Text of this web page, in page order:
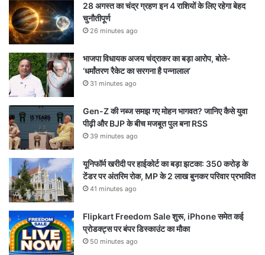
28 अगस्त का चंद्र ग्रहण इन 4 राशियों के लिए रहेगा बेहद
चुनौतीपूर्ण
26 minutes ago
भाजपा विधायक अजय चंद्राकर का बड़ा आरोप, बोले-
‘धर्मांतरण रैकेट का सरगना है पन्नालाल’
31 minutes ago
Gen-Z की नब्ज समझ गए मोहन भागवत? जानिए कैसे युवा
पीढ़ी और BJP के बीच मजबूत पुल बना RSS
39 minutes ago
यूनिफॉर्म खरीदी पर हाईकोर्ट का बड़ा झटका: 350 करोड़ के
टेंडर पर अंतरिम रोक, MP के 2 लाख बुनकर परिवार प्रभावित
41 minutes ago
Flipkart Freedom Sale शुरू, iPhone समेत कई
प्रोडक्ट्स पर बंपर डिस्काउंट का मौका
50 minutes ago